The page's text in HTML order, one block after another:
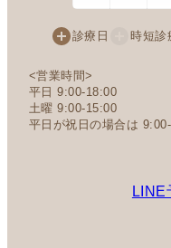
診療日 時短診
<営業時間>
平日 9:00-18:00
土曜 9:00-15:00
平日が祝日の場合は
LINE